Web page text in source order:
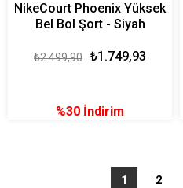
NikeCourt Phoenix Yüksek
Bel Bol Şort - Siyah
₺1.749,93
₺2.499,90
%30 İndirim
1 2